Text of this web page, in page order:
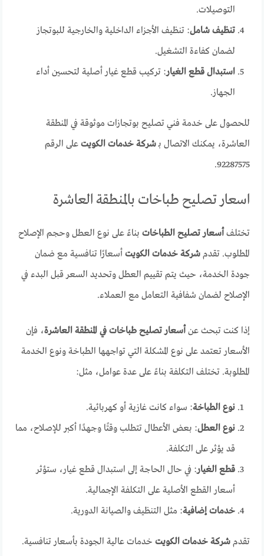
التوصيلات.
تنظيف شامل: تنظيف الأجزاء الداخلية والخارجية للبوتجاز
لضمان كفاءة التشغيل.
استبدال قطع الغيار: تركيب قطع غيار أصلية لتحسين أداء
الجهاز.
للحصول على خدمة فني تصليح بوتجازات موثوقة في المنطقة
العاشرة، يمكنك الاتصال بـشركة خدمات الكويت على الرقم
92287575.
اسعار تصليح طباخات بالمنطقة العاشرة
تختلفأسعار تصليح الطباخات بناءً على نوع العطل وحجم الإصلاح
المطلوب. تقدمشركة خدمات الكويت أسعارًا تنافسية مع ضمان
جودة الخدمة، حيث يتم تقييم العطل وتحديد السعر قبل البدء في
الإصلاح لضمان شفافية التعامل مع العملاء.
إذا كنت تبحث عنأسعار تصليح طباخات في المنطقة العاشرة، فإن
الأسعار تعتمد على نوع المشكلة التي تواجهها الطباخة ونوع الخدمة
المطلوبة. تختلف التكلفة بناءً على عدة عوامل، مثل:
نوع الطباخة: سواء كانت غازية أو كهربائية.
نوع العطل: بعض الأعطال تتطلب وقتًا وجهدًا أكبر للإصلاح، مما
قد يؤثر على التكلفة.
قطع الغيار: في حال الحاجة إلى استبدال قطع غيار، ستؤثر
أسعار القطع الأصلية على التكلفة الإجمالية.
خدمات إضافية: مثل التنظيف والصيانة الدورية.
تقدمشركة خدمات الكويت خدمات عالية الجودة بأسعار تنافسية.